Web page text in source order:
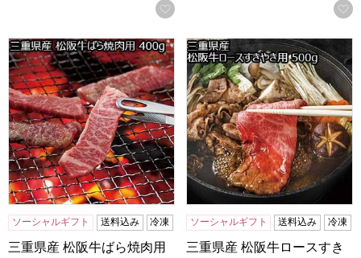
お気に入りに登録する
三重県産 松阪牛ばら焼肉用 400g【おいしいお取り寄せ】
ソーシャルギフト 送料込み 冷凍
三重県産 松阪牛ばら焼肉用
三重県産 松阪牛ロースすき
ソーシャルギフト 送料込み 冷凍
三重県産 松阪牛ロースすき